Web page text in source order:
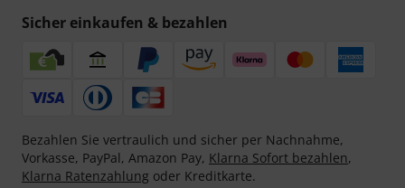
Sicher einkaufen & bezahlen
Bezahlen Sie vertraulich und sicher per Nachnahme,
Vorkasse, PayPal, Amazon Pay, Klarna Sofort bezahlen,
Klarna Ratenzahlung oder Kreditkarte.